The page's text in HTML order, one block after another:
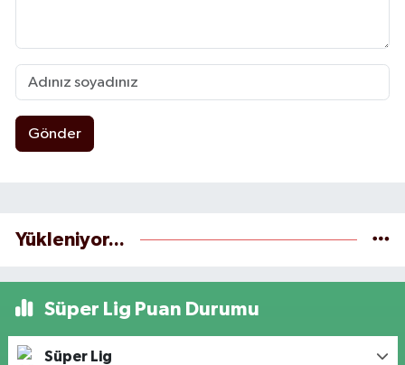
Gönder
Yükleniyor...
Süper Lig Puan Durumu
Süper Lig